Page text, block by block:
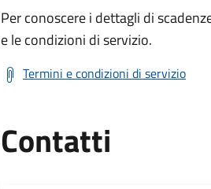
Per conoscere i dettagli di
e le condizioni di servizio.
Termini e condizioni di servizio
Contatti